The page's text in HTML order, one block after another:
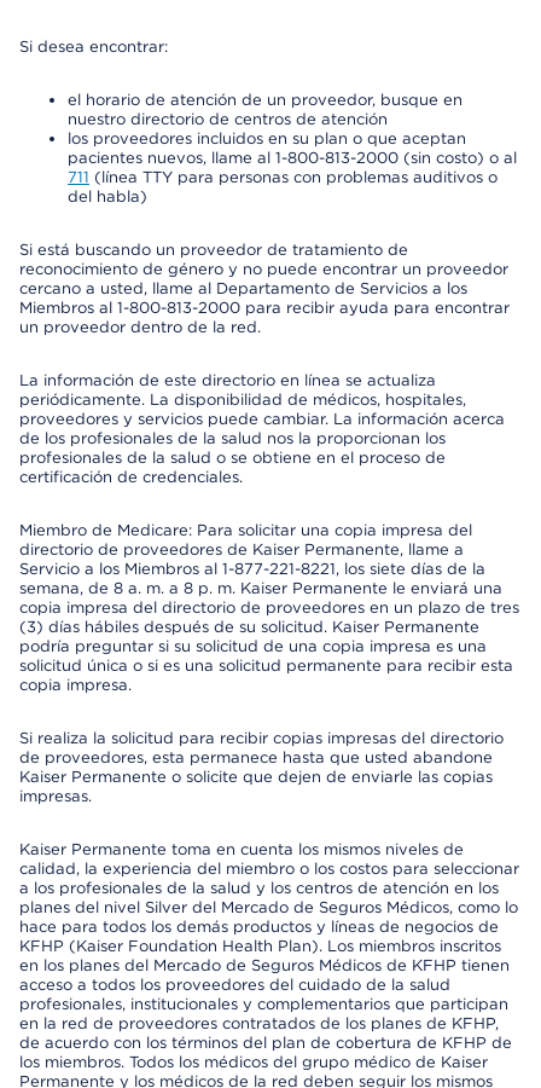
Si desea encontrar:
el horario de atención de un proveedor, busque en
nuestro directorio de centros de atención
los proveedores incluidos en su plan o que aceptan
pacientes nuevos, llame al 1-800-813-2000 (sin costo) o al
711 (línea TTY para personas con problemas auditivos o
del habla)
Si está buscando un proveedor de tratamiento de
reconocimiento de género y no puede encontrar un proveedor
cercano a usted, llame al Departamento de Servicios a los
Miembros al 1-800-813-2000 para recibir ayuda para encontrar
un proveedor dentro de la red.
La información de este directorio en línea se actualiza
periódicamente. La disponibilidad de médicos, hospitales,
proveedores y servicios puede cambiar. La información acerca
de los profesionales de la salud nos la proporcionan los
profesionales de la salud o se obtiene en el proceso de
certificación de credenciales.
Miembro de Medicare: Para solicitar una copia impresa del
directorio de proveedores de Kaiser Permanente, llame a
Servicio a los Miembros al 1-877-221-8221, los siete días de la
semana, de 8 a. m. a 8 p. m. Kaiser Permanente le enviará una
copia impresa del directorio de proveedores en un plazo de tres
(3) días hábiles después de su solicitud. Kaiser Permanente
podría preguntar si su solicitud de una copia impresa es una
solicitud única o si es una solicitud permanente para recibir esta
copia impresa.
Si realiza la solicitud para recibir copias impresas del directorio
de proveedores, esta permanece hasta que usted abandone
Kaiser Permanente o solicite que dejen de enviarle las copias
impresas.
Kaiser Permanente toma en cuenta los mismos niveles de
calidad, la experiencia del miembro o los costos para seleccionar
a los profesionales de la salud y los centros de atención en los
planes del nivel Silver del Mercado de Seguros Médicos, como lo
hace para todos los demás productos y líneas de negocios de
KFHP (Kaiser Foundation Health Plan). Los miembros inscritos
en los planes del Mercado de Seguros Médicos de KFHP tienen
acceso a todos los proveedores del cuidado de la salud
profesionales, institucionales y complementarios que participan
en la red de proveedores contratados de los planes de KFHP,
de acuerdo con los términos del plan de cobertura de KFHP de
los miembros. Todos los médicos del grupo médico de Kaiser
Permanente y los médicos de la red deben seguir los mismos